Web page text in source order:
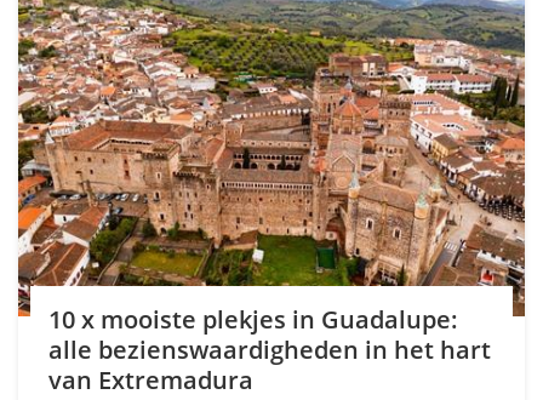
10 x mooiste plekjes in Guadalupe:
alle bezienswaardigheden in het hart
van Extremadura